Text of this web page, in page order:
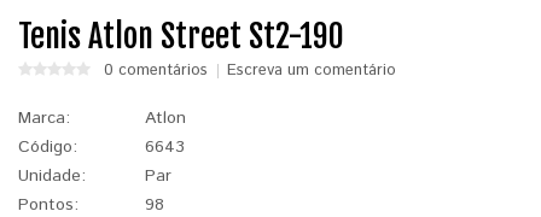
Tenis Atlon Street St2-190
0 comentários Escreva um comentário
Marca:
Atlon
Código:
6643
Unidade:
Par
Pontos:
98